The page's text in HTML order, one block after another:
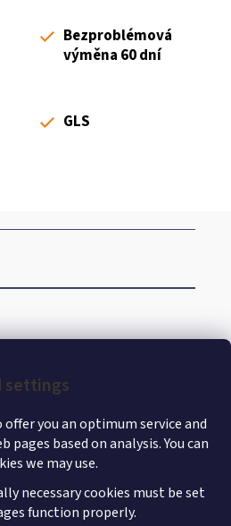
settings
offer you an optimum service and
based on analysis. You can
we may use.
necessary cookies must be set
function properly.
s
Bezproblémová
výměna 60 dní
GLS
|mime digital